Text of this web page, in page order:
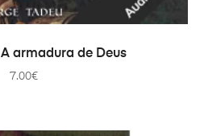
ADD TO CART
armadura de Deus
7.00€